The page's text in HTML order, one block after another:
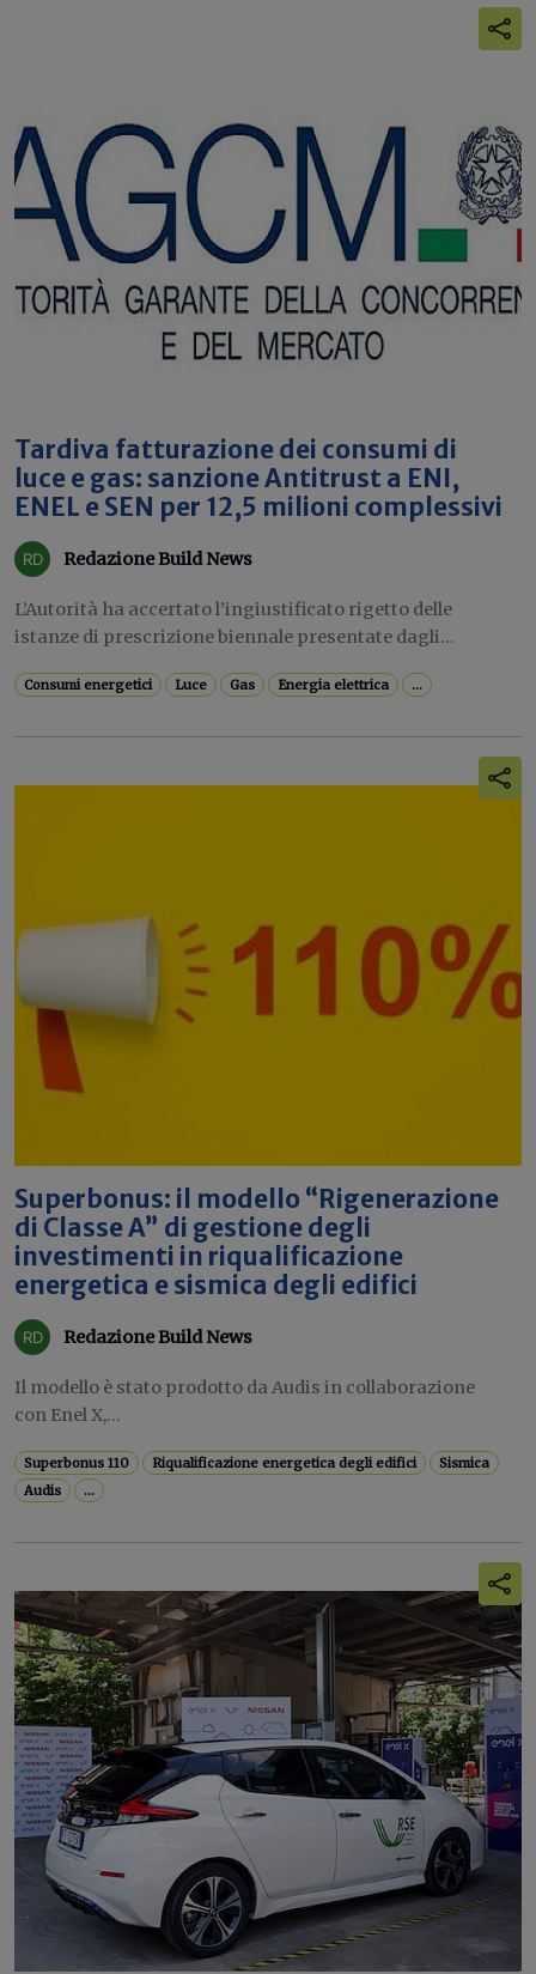
Tardiva fatturazione dei consumi di
luce e gas: sanzione Antitrust a ENI,
ENEL e SEN per 12,5 milioni complessivi
Redazione Build News
L’Autorità ha accertato l’ingiustificato rigetto delle
istanze di prescrizione biennale presentate dagli...
Consumi energetici Luce Gas Energia elettrica ...
Superbonus: il modello “Rigenerazione
di Classe A” di gestione degli
investimenti in riqualificazione
energetica e sismica degli edifici
Redazione Build News
Il modello è stato prodotto da Audis in collaborazione
con Enel X,...
Superbonus 110 Riqualificazione energetica degli edifici
Sismica
Audis
...